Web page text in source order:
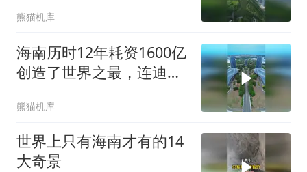
熊猫机库
海南历时12年耗资1600亿
创造了世界之最，连迪拜
熊猫机库
世界上只有海南才有的14
大奇景